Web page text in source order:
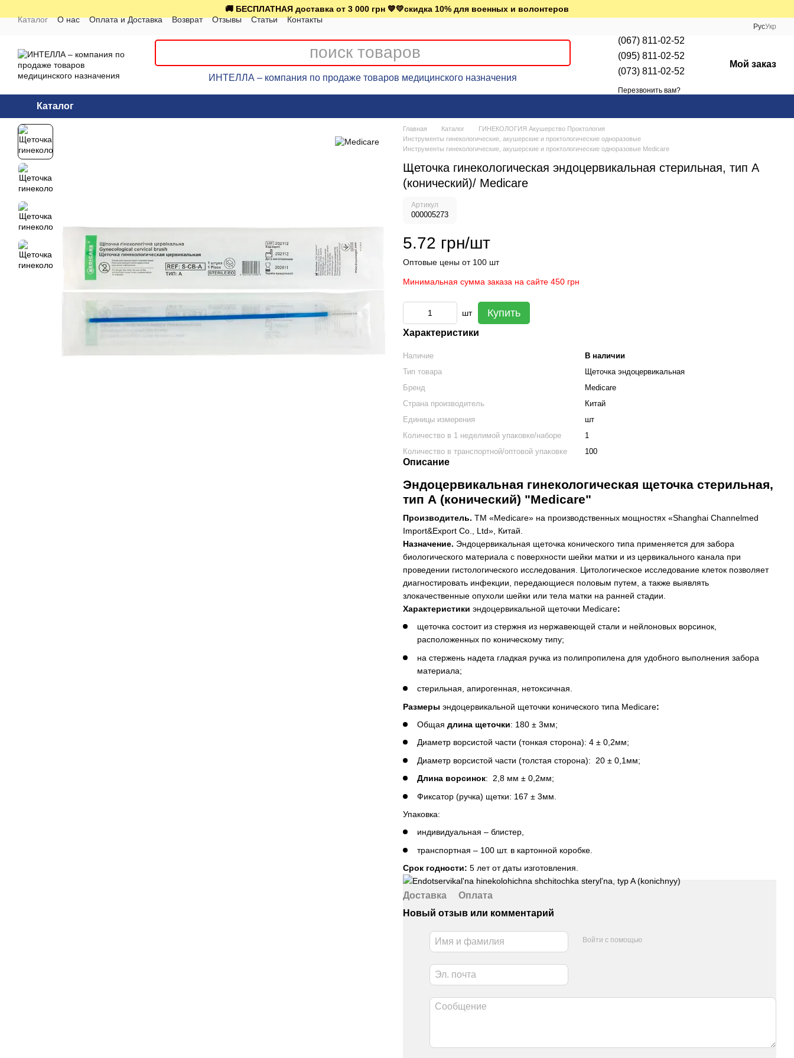
🚚 БЕСПЛАТНАЯ доставка от 3 000 грн 💙💛скидка 10% для военных и волонтеров
Каталог
О нас Оплата и Доставка Возврат Отзывы Статьи Контакты
РусУкр
ИНТЕЛЛА – компания по продаже товаров медицинского назначения
(067) 811-02-52
(095) 811-02-52
(073) 811-02-52
Перезвонить вам?
Мой заказ
Каталог
Главная Каталог
ГИНЕКОЛОГИЯ Акушерство Проктология
Инструменты гинекологические, акушерские и проктологические одноразовые
Инструменты гинекологические, акушерские и проктологические одноразовые Medicare
Щеточка гинекологическая эндоцервикальная стерильная, тип А
(конический)/ Medicare
Артикул
000005273
5.72 грн/шт
Оптовые цены от 100 шт
Минимальная сумма заказа на сайте 450 грн
шт Купить
Характеристики
Наличие
В наличии
Тип товара
Щеточка эндоцервикальная
Бренд
Medicare
Страна производитель
Китай
Единицы измерения
шт
Количество в 1 неделимой упаковке/наборе
1
Количество в транспортной/оптовой упаковке
100
Описание
Эндоцервикальная гинекологическая щеточка стерильная,
тип А (конический) "Medicare"
Производитель. ТМ «Medicare» на производственных мощностях «Shanghai Channelmed
Import&Export Co., Ltd», Китай.
Назначение. Эндоцервикальная щеточка конического типа применяется для забора
биологического материала с поверхности шейки матки и из цервикального канала при
проведении гистологического исследования. Цитологическое исследование клеток позволяет
диагностировать инфекции, передающиеся половым путем, а также выявлять
злокачественные опухоли шейки или тела матки на ранней стадии.
Характеристики эндоцервикальной щеточки Medicare:
щеточка состоит из стержня из нержавеющей стали и нейлоновых ворсинок,
расположенных по коническому типу;
на стержень надета гладкая ручка из полипропилена для удобного выполнения забора
материала;
стерильная, апирогенная, нетоксичная.
Размеры эндоцервикальной щеточки конического типа Medicare:
Общая длина щеточки: 180 ± 3мм;
Диаметр ворсистой части (тонкая сторона): 4 ± 0,2мм;
Диаметр ворсистой части (толстая сторона): 20 ± 0,1мм;
Длина ворсинок: 2,8 мм ± 0,2мм;
Фиксатор (ручка) щетки: 167 ± 3мм.
Упаковка:
индивидуальная – блистер,
транспортная – 100 шт. в картонной коробке.
Срок годности: 5 лет от даты изготовления.
Доставка
Оплата
Новый отзыв или комментарий
Войти с помощью